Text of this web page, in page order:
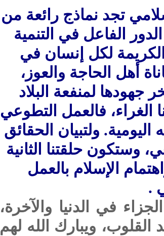
تجد نماذج رائعة من
الفاعل في التنمية
لكل إنسان في
أهل الحاجة والعوز،
لمنفعة البلاد
الغراء، فالعمل التطوعي
ولتبيان الحقائق
وستكون حلقتنا الثانية
الإسلام بالعمل
.
في الدنيا والآخرة،
ويبارك الله لهم